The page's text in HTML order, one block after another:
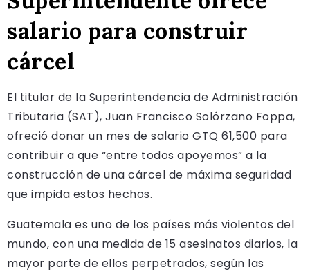
salario para construir
cárcel
El titular de la Superintendencia de Administración
Tributaria (SAT), Juan Francisco Solórzano Foppa,
ofreció donar un mes de salario GTQ 61,500 para
contribuir a que “entre todos apoyemos” a la
construcción de una cárcel de máxima seguridad
que impida estos hechos.
Guatemala es uno de los países más violentos del
mundo, con una medida de 15 asesinatos diarios, la
mayor parte de ellos perpetrados, según las